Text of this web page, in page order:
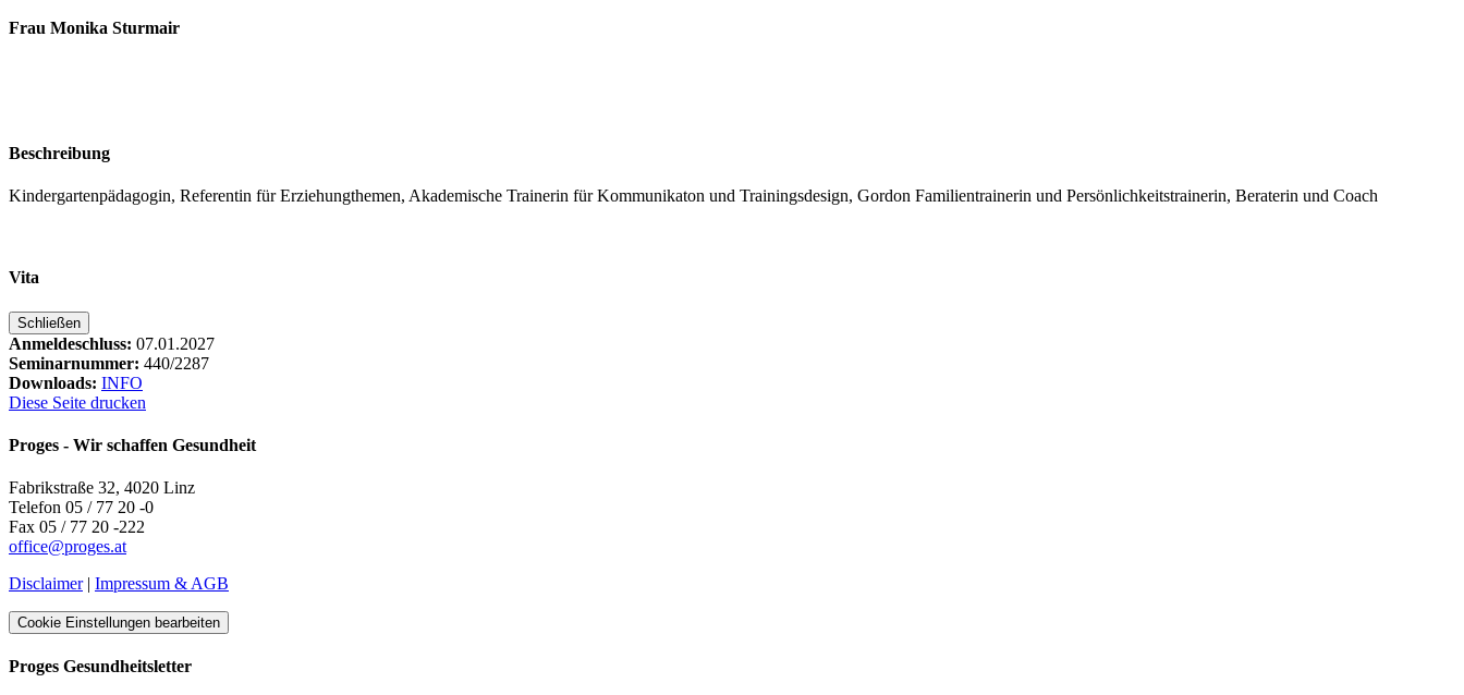
Frau Monika Sturmair
Beschreibung
Kindergartenpädagogin, Referentin für Erziehungthemen, Akademische Trainerin für Kommunikaton und Trainingsdesign, Gordon Familientrainerin und Persönlichkeitstrainerin, Beraterin und Coach
Vita
Schließen
Anmeldeschluss: 07.01.2027
Seminarnummer: 440/2287
Downloads: INFO
Diese Seite drucken
Proges - Wir schaffen Gesundheit
Fabrikstraße 32, 4020 Linz
Telefon 05 / 77 20 -0
Fax 05 / 77 20 -222
office@proges.at
Disclaimer| Impressum & AGB
Cookie Einstellungen bearbeiten
Proges Gesundheitsletter